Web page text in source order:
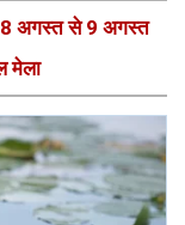
में 8 अगस्त से 9 अगस्त
मेला